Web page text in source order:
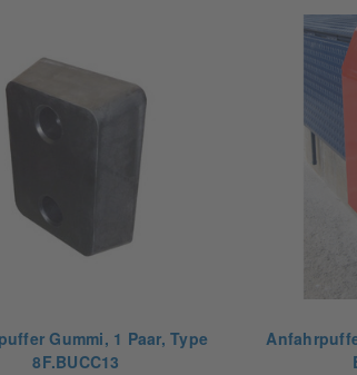
Gummi, 1 Paar, Type
8F.BUCC13